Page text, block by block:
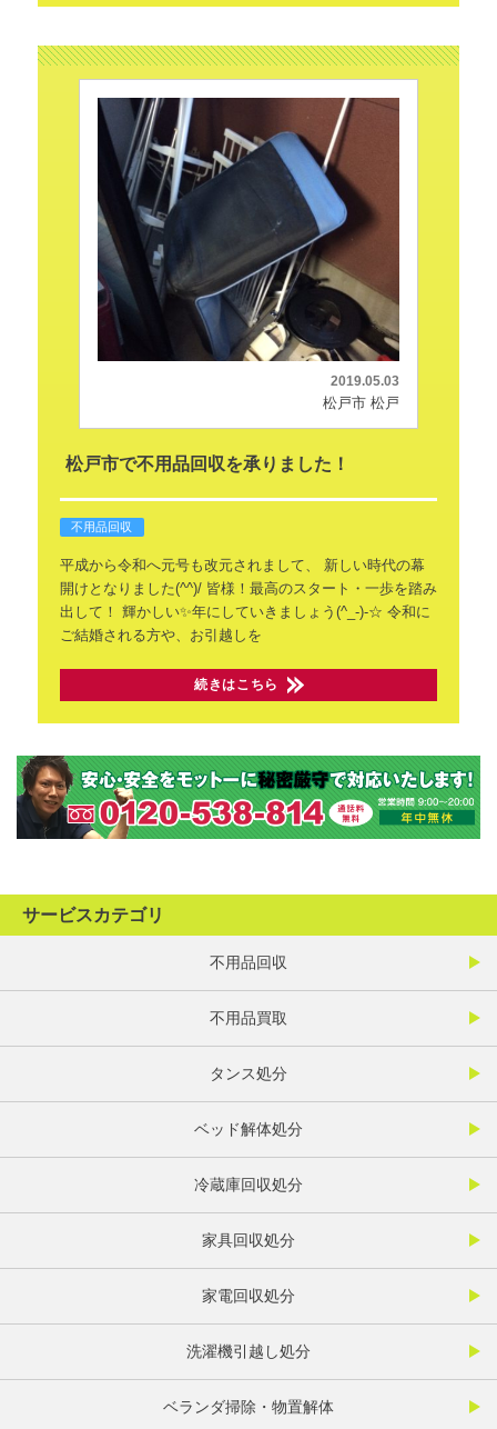
2019.05.03
松戸市 松戸
松戸市で不用品回収を承りました！
不用品回収
平成から令和へ元号も改元されまして、
新しい時代の幕
開けとなりました(^^)/皆様！最高のスタート・一歩を踏み
出して！ 輝かしい✨年にしていきましょう(^_-)-☆ 令和に
ご結婚される方や、お引越しを
続きはこちら
サービスカテゴリ
不用品回収
不用品買取
タンス処分
ベッド解体処分
冷蔵庫回収処分
家具回収処分
家電回収処分
洗濯機引越し処分
ベランダ掃除・物置解体